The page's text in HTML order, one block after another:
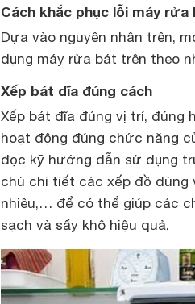
Cách khắc phục lỗi máy
Dựa vào nguyên nhân trên,
dụng máy rửa bát trên theo
Xếp bát dĩa đúng cách
Xếp bát đĩa đúng vị trí, đúng
hoạt động đúng chức năng
đọc kỹ hướng dẫn sử dụng
chú chi tiết các xếp đồ dùng
nhiêu,… để có thể giúp các
sạch và sấy khô hiệu quả.